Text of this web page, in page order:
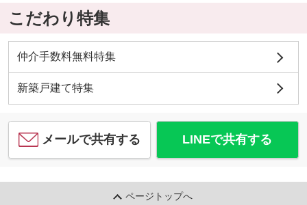
こだわり特集
仲介手数料無料特集
新築戸建て特集
メールで共有する LINEで共有する
ページトップへ